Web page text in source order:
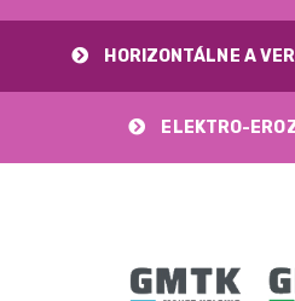
HORIZONTÁLNE A
ELEKTRO-